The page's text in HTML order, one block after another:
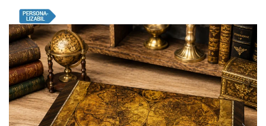
Tiare
Destinatari
Bijuterii Femei
Bijuterii Copii
Bijuterii Mirese
Selectii
Reduceri
Cele mai noi